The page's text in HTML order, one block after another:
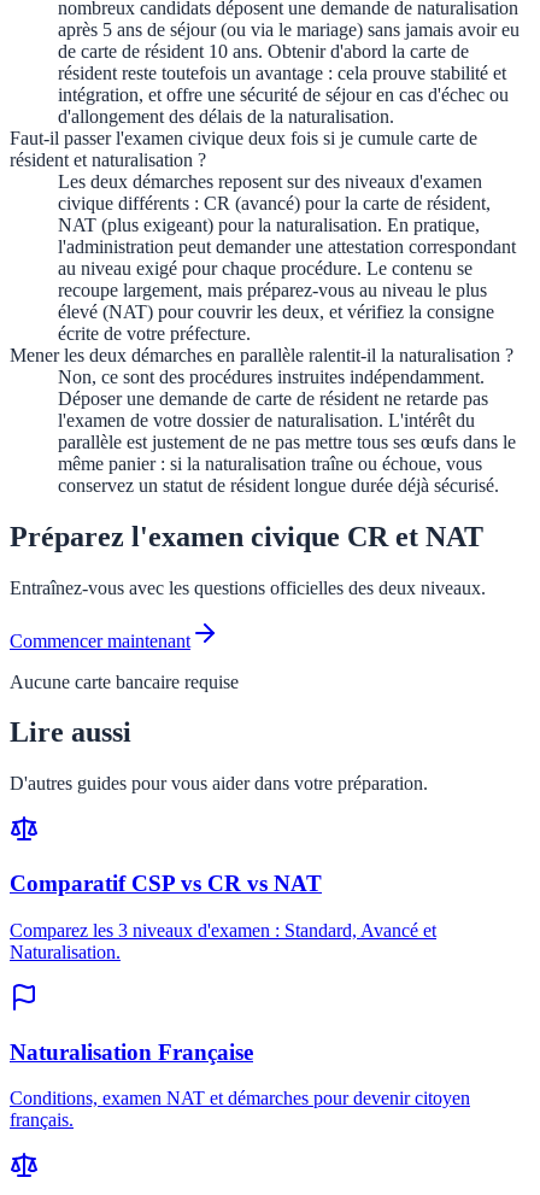
nombreux candidats déposent une demande de naturalisation
après 5 ans de séjour (ou via le mariage) sans jamais avoir eu
de carte de résident 10 ans. Obtenir d'abord la carte de
résident reste toutefois un avantage : cela prouve stabilité et
intégration, et offre une sécurité de séjour en cas d'échec ou
d'allongement des délais de la naturalisation.
Faut-il passer l'examen civique deux fois si je cumule carte de
résident et naturalisation ?
Les deux démarches reposent sur des niveaux d'examen
civique différents : CR (avancé) pour la carte de résident,
NAT (plus exigeant) pour la naturalisation. En pratique,
l'administration peut demander une attestation correspondant
au niveau exigé pour chaque procédure. Le contenu se
recoupe largement, mais préparez-vous au niveau le plus
élevé (NAT) pour couvrir les deux, et vérifiez la consigne
écrite de votre préfecture.
Mener les deux démarches en parallèle ralentit-il la naturalisation ?
Non, ce sont des procédures instruites indépendamment.
Déposer une demande de carte de résident ne retarde pas
l'examen de votre dossier de naturalisation. L'intérêt du
parallèle est justement de ne pas mettre tous ses œufs dans le
même panier : si la naturalisation traîne ou échoue, vous
conservez un statut de résident longue durée déjà sécurisé.
Préparez l'examen civique CR et NAT
Entraînez-vous avec les questions officielles des deux niveaux.
Commencer maintenant
Aucune carte bancaire requise
Lire aussi
D'autres guides pour vous aider dans votre préparation.
Comparatif CSP vs CR vs NAT
Comparez les 3 niveaux d'examen : Standard, Avancé et
Naturalisation.
Naturalisation Française
Conditions, examen NAT et démarches pour devenir citoyen
français.